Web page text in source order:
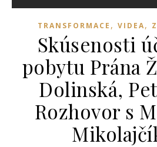
TRANSFORMACE , VIDEA,
Skúsenosti
pobytu Prána
Dolinská,
Rozhovor s